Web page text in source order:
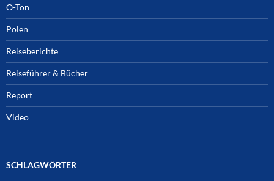
O-Ton
Polen
Reiseberichte
Reiseführer & Bücher
Report
Video
SCHLAGWÖRTER